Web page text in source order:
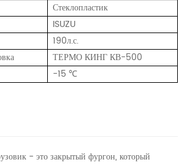
Стеклопластик
ISUZU
190л.с.
ТЕРМО КИНГ КВ-500
-15 ℃
- это закрытый фургон, который